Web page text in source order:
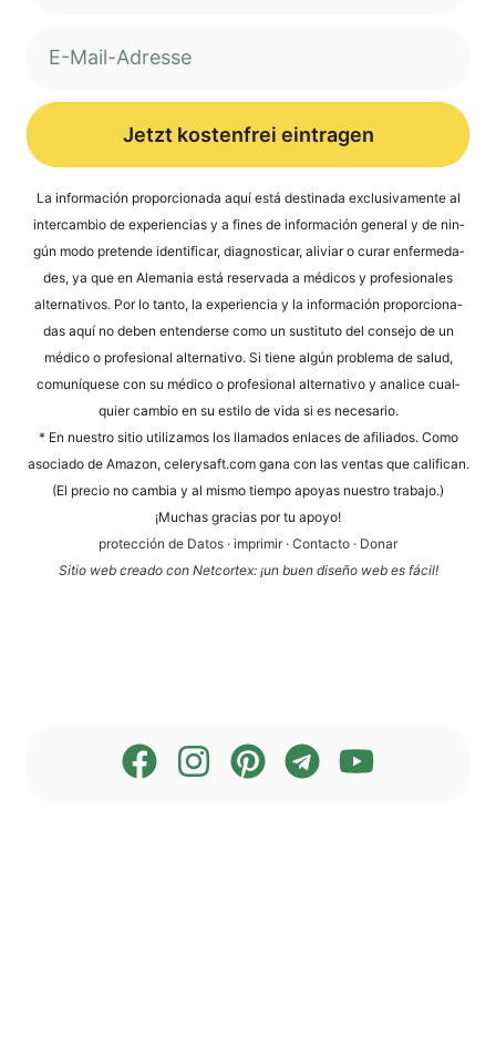
Jetzt kostenfrei eintragen
La infor­mación pro­por­cio­na­da aquí está desti­na­da exclu­si­v­a­men­te al
inter­cam­bio de expe­ri­en­ci­as y a fines de infor­mación gene­ral y de nin­
gún modo pre­ten­de iden­ti­fi­car, dia­gno­sti­car, ali­vi­ar o curar enfer­me­da­
des, ya que en Ale­ma­nia está reser­va­da a méd­icos y pro­fe­sio­na­les
alter­na­tivos. Por lo tan­to, la expe­ri­en­cia y la infor­mación pro­por­cio­na­
das aquí no deben enten­der­se como un susti­tu­to del con­se­jo de un
méd­ico o pro­fe­sio­nal alter­na­tivo. Si tiene algún pro­ble­ma de salud,
comuní­que­se con su méd­ico o pro­fe­sio­nal alter­na­tivo y ana­li­ce cual­
quier cam­bio en su esti­lo de vida si es necesario.
* En nues­tro sitio uti­liz­a­mos los llama­dos enlaces de afi­lia­dos. Como
aso­cia­do de Ama­zon, cele​ry​saft​.com gana con las ven­tas que cali­fi­can.
(El pre­cio no cam­bia y al mis­mo tiem­po apoyas nues­tro trabajo.)
¡Much­as gra­ci­as por tu apoyo!
pro­tección de Datos · impri­mir· Cont­ac­to · Donar
Sitio web cre­a­do con Net­cortex: ¡un buen dise­ño web es fácil!